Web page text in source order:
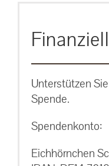
Unterstützen
Spende.
Spendenkonto:
Eichhörnchen